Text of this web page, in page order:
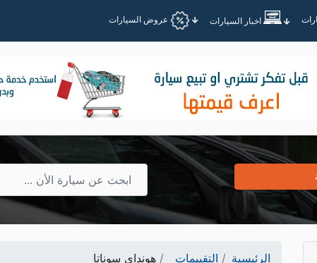
اخبار السيارات
الرئيسية التقييمات هونداي سوناتا